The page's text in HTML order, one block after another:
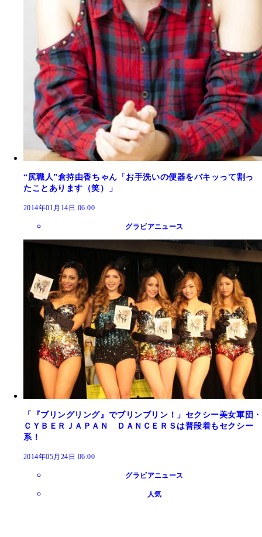
“尻職人”倉持由香ちゃん「お手洗いの便器をバキッって割っ
たことあります（笑）」
2014年01月14日 06:00
グラビアニュース
「『ブリングリング』でブリンブリン！」セクシー美女軍団・
ＣＹＢＥＲＪＡＰＡＮ ＤＡＮＣＥＲＳは普段着もセクシー
系！
2014年05月24日 06:00
グラビアニュース
人気